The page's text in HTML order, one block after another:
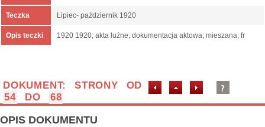
Teczka Lipiec- październik 1920
Opis teczki 1920 1920; akta luźne; dokumentacja aktowa; mieszana; fr
DOKUMENT: STRONY OD
54
DO 68
OPIS DOKUMENTU